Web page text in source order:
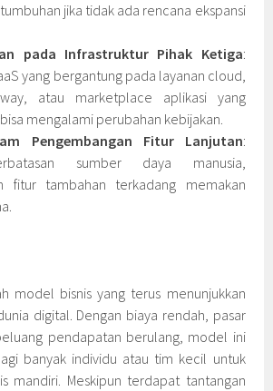
jika tidak ada rencana ekspansi
pada Infrastruktur Pihak Ketiga:
yang bergantung pada layanan cloud,
atau marketplace aplikasi yang
mengalami perubahan kebijakan.
Pengembangan Fitur Lanjutan:
sumber daya manusia,
fitur tambahan terkadang memakan
model bisnis yang terus menunjukkan
digital. Dengan biaya rendah, pasar
pendapatan berulang, model ini
banyak individu atau tim kecil untuk
mandiri. Meskipun terdapat tantangan